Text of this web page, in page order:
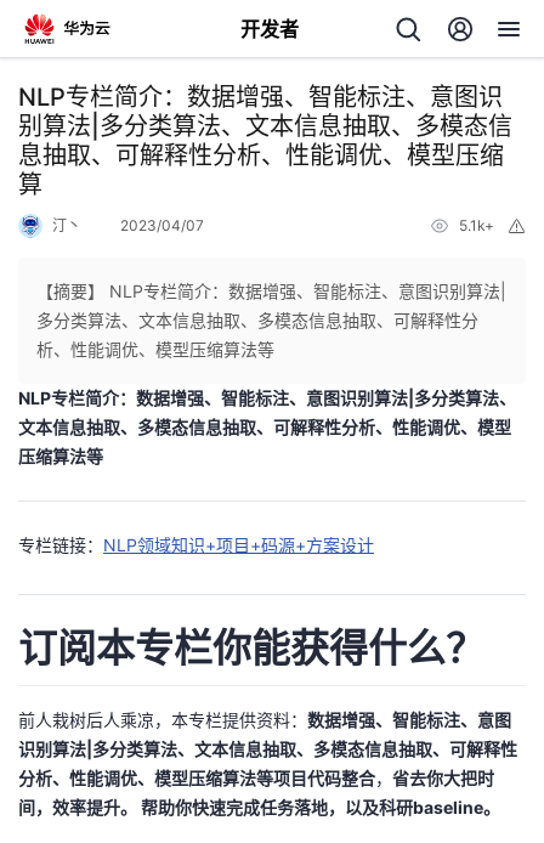
开发者
返
回
个
人
主
页
我
的
开
博
客
的
论
我
的
我
NLP专栏简介：数据增强、智能标注、意图识
别算法|多分类算法、文本信息抽取、多模态信
息抽取、可解释性分析、性能调优、模型压缩
算
汀丶 2023/04/07 5.1k+
【摘要】 NLP专栏简介：数据增强、智能标注、意图识别算法|
多分类算法、文本信息抽取、多模态信息抽取、可解释性分
析、性能调优、模型压缩算法等
NLP专栏简介：数据增强、智能标注、意图识别算法|多分类算法、
文本信息抽取、多模态信息抽取、可解释性分析、性能调优、模型
压缩算法等
专栏链接： NLP领域知识+项目+码源+方案设计
订阅本专栏你能获得什么？
前人栽树后人乘凉，本专栏提供资料： 数据增强、智能标注、意图
识别算法|多分类算法、文本信息抽取、多模态信息抽取、可解释性
分析、性能调优、模型压缩算法等项目代码整合， 省去你大把时
间，效率提升。 帮助你快速完成任务落地，以及科研baseline。